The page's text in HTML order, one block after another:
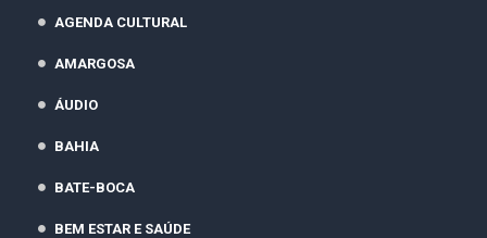
AGENDA CULTURAL
AMARGOSA
ÁUDIO
BAHIA
BATE-BOCA
BEM ESTAR E SAÚDE